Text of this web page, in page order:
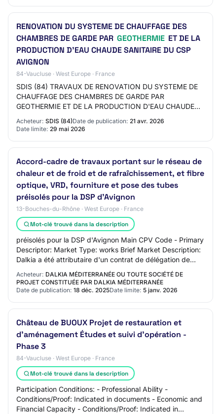
RENOVATION DU SYSTEME DE CHAUFFAGE DES
CHAMBRES DE GARDE PAR GEOTHERMIE ET DE LA
PRODUCTION D'EAU CHAUDE SANITAIRE DU CSP
AVIGNON
84-Vaucluse · West Europe · France
SDIS (84) TRAVAUX DE RENOVATION DU SYSTEME DE
CHAUFFAGE DES CHAMBRES DE GARDE PAR
GEOTHERMIE ET DE LA PRODUCTION D'EAU CHAUDE
SANITAIRE DU CSP AVIGNON Référence
SDIS_84_A_20260417W2_1 Type de marché…
Acheteur: SDIS (84)Date de publication: 21 avr. 2026
Date limite: 29 mai 2026
Accord-cadre de travaux portant sur le réseau de
chaleur et de froid et de rafraîchissement, et fibre
optique, VRD, fourniture et pose des tubes
préisolés pour la DSP d'Avignon
13-Bouches-du-Rhône · West Europe · France
Mot-clé trouvé dans la description
préisolés pour la DSP d'Avignon Main CPV Code - Primary
Descriptor: Market Type: works Brief Market Description:
Dalkia a été attributaire d'un contrat de délégation de
service public portant sur le…
Acheteur: DALKIA MÉDITERRANÉE OU TOUTE SOCIÉTÉ DE
PROJET CONSTITUÉE PAR DALKIA MÉDITERRANÉE
Date de publication: 18 déc. 2025Date limite: 5 janv. 2026
Château de BUOUX Projet de restauration et
d'aménagement Études et suivi d'opération -
Phase 3
84-Vaucluse · West Europe · France
Mot-clé trouvé dans la description
Participation Conditions: - Professional Ability -
Conditions/Proof: Indicated in documents - Economic and
Financial Capacity - Conditions/Proof: Indicated in